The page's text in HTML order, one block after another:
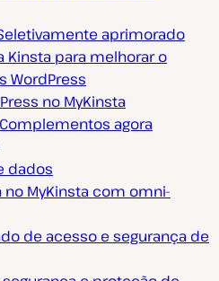
aprimorado
Kinsta para melhorar o
WordPress
no MyKinsta
agora
dados
MyKinsta com omni-
de acesso e segurança de